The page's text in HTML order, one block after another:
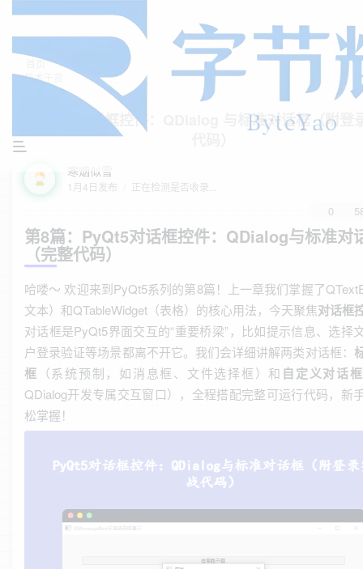
首页
技术干货
PyQt5 对话框控件：QDialog 与标准对话框（附登
寒烟似雪
1月4日发布 正在检测是否收录...
0
第8篇：PyQt5对话框控件：QDialog与标准对
（完整代码）
哈喽～ 欢迎来到PyQt5系列的第8篇！上一章我们掌握了
文本）和QTableWidget（表格）的核心用法，今天聚焦对话框
对话框是PyQt5界面交互的“重要桥梁”，比如提示信息、选择
户登录验证等场景都离不开它。我们会详细讲解两类对话框：
框 （系统预制，如消息框、文件选择框）和 自定义对话框
QDialog开发专属交互窗口），全程搭配完整可运行代码，新
松掌握！